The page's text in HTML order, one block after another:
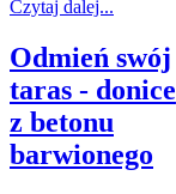
Czytaj dalej...
Odmień swój
taras - donice
z betonu
barwionego